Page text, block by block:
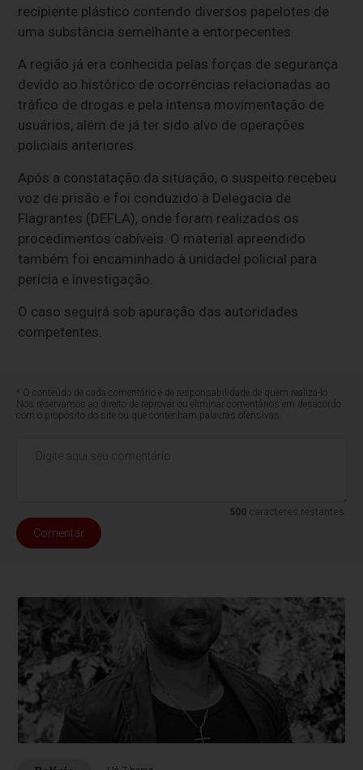
recipiente plástico contendo diversos papelotes de
uma substância semelhante a entorpecentes.
A região já era conhecida pelas forças de segurança
devido ao histórico de ocorrências relacionadas ao
tráfico de drogas e pela intensa movimentação de
usuários, além de já ter sido alvo de operações
policiais anteriores.
Após a constatação da situação, o suspeito recebeu
voz de prisão e foi conduzido à Delegacia de
Flagrantes (DEFLA), onde foram realizados os
procedimentos cabíveis. O material apreendido
também foi encaminhado à unidadel policial para
perícia e investigação.
O caso seguirá sob apuração das autoridades
competentes.
* O conteúdo de cada comentário é de responsabilidade de quem realizá-lo.
Nos reservamos ao direito de reprovar ou eliminar comentários em desacordo
com o propósito do site ou que contenham palavras ofensivas.
500caracteres restantes.
Comentar